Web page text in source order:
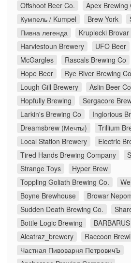
Offshoot Beer Co.
Apex Brewing
Кумпель / Kumpel
Brew York
Пивна легенда
Krupiecki Brovar
Harviestoun Brewery
UFO Beer
McGargles
Rascals Brewing Co
Hope Beer
Rye River Brewing
Lough Gill Brewery
Aslin Beer
Hopfully Brewing
Sergacore
Larkin's Brewing Co
Inglorious
Dreamsbrew (Мечты)
Trillium
Local Station Brewery
Electric
Tired Hands Brewing Company
Strange Toys
Hyper Brew
Toppling Goliath Brewing Co.
Boyne Brewhouse
Browar
Sudden Death Brewing Co.
Bottle Logic Brewing
Alcatraz_brewery
Raccoon
Частная Пивоварня ПетровичЪ